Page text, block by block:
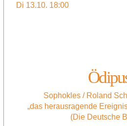
Di 13.10. 18:00
Sophokles / Roland
„das herausragende
(Die Deutsche